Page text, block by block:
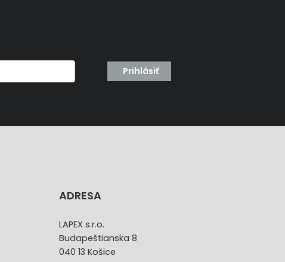
Prihlásiť
ADRESA
LAPEX s.r.o.
Budapeštianska 8
040 13 Košice